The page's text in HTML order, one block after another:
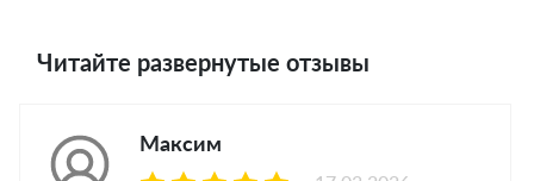
Читайте развернутые отзывы
Максим